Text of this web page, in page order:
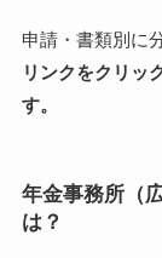
申請・書類別に
リンクをクリッ
す。
年金事務所（
は？